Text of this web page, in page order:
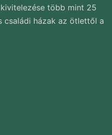
több mint 25
családi házak az ötlettől a